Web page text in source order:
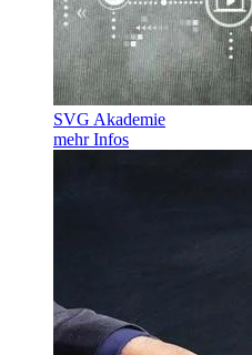
SVG Akademie
mehr Infos